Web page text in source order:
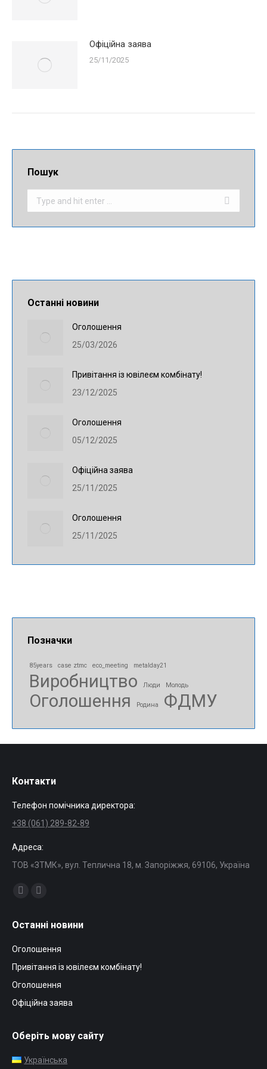
Офіційна заява
25/11/2025
Пошук
Search:
Останні новини
Оголошення
25/03/2026
Привітання із ювілеєм комбінату!
23/12/2025
Оголошення
05/12/2025
Офіційна заява
25/11/2025
Оголошення
25/11/2025
Позначки
85years case ztmc eco_meeting metalday21
Виробництво Люди Молодь
Оголошення Родина ФДМУ
Контакти
Телефон помічника директора:
+38 (061) 289-82-89
Адреса:
ТОВ «ЗТМК», вул. Теплична 18, м. Запоріжжя, 69106, Україна
Find us on:
opensopens
Останні новини
Оголошення
Привітання із ювілеєм комбінату!
Оголошення
Офіційна заява
Оберіть мову сайту
Українська